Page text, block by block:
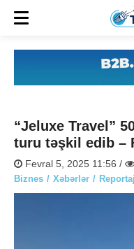
“Jeluxe Travel”
turu təşkil edib –
Fevral 5, 2025 11:56 /
Biznes Xəbərlər Reportaj